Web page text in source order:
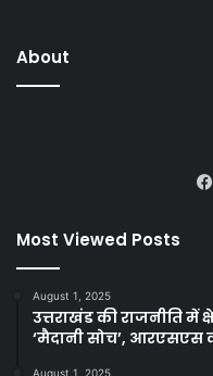
About
Most Viewed Posts
August 1, 2025
उत्तराखंड की राजनीति में
‘मैदानी सोच’, आरएसएस
August 1, 2025